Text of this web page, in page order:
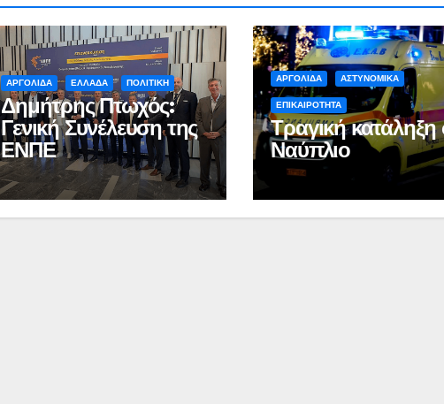
ΑΡΓΟΛΙΔΑ ΕΛΛΑΔΑ ΠΟΛΙΤΙΚΗ
Δημήτρης Πτωχός:
Γενική Συνέλευση της
ΕΝΠΕ
ΑΡΓΟΛΙΔΑ ΑΣΤΥΝΟΜΙΚΑ
ΕΠΙΚΑΙΡΟΤΗΤΑ
Τραγική κατάληξη
Ναύπλιο